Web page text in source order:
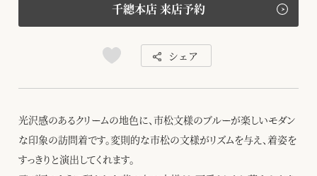
千總本店 来店予約
シェア
光沢感のあるクリームの地色に、市松文様のブルーが楽しいモダン
な印象の訪問着です。変則的な市松の文様がリズムを与え、着姿を
すっきりと演出してくれます。